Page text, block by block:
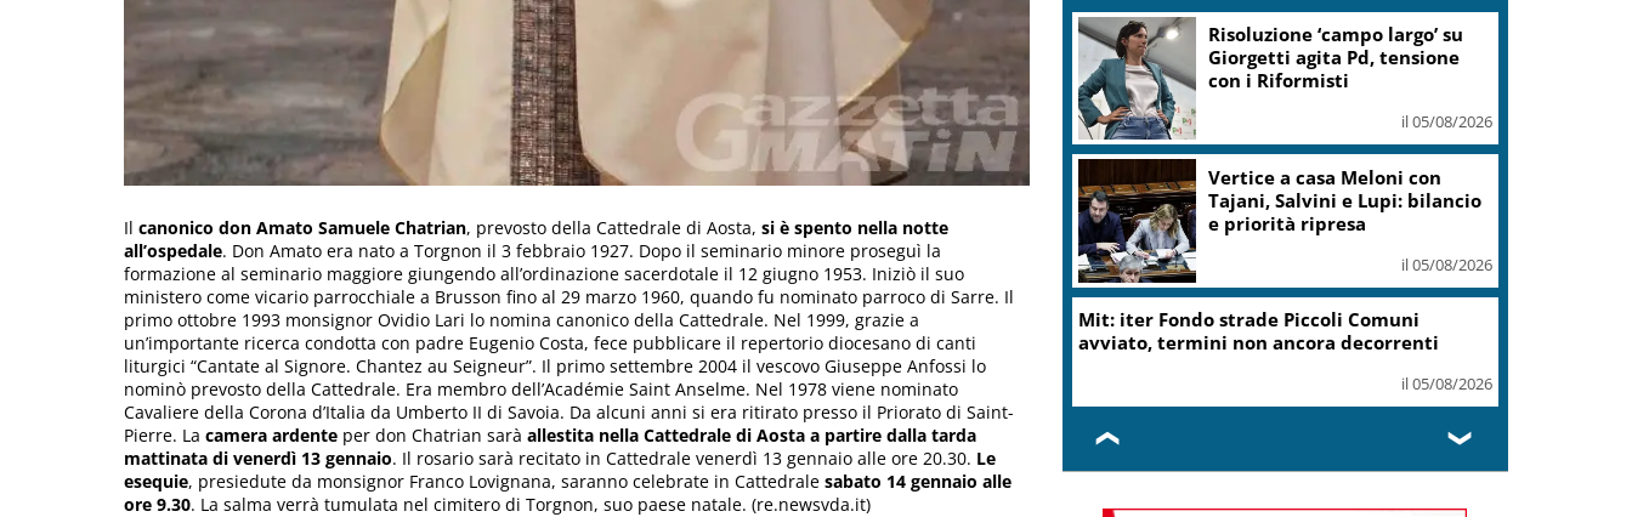
Il canonico don Amato Samuele Chatrian, prevosto della Cattedrale di Aosta, si è spento nella notte
all’ospedale. Don Amato era nato a Torgnon il 3 febbraio 1927. Dopo il seminario minore proseguì la
formazione al seminario maggiore giungendo all’ordinazione sacerdotale il 12 giugno 1953. Iniziò il suo
ministero come vicario parrocchiale a Brusson fino al 29 marzo 1960, quando fu nominato parroco di Sarre. Il
primo ottobre 1993 monsignor Ovidio Lari lo nomina canonico della Cattedrale. Nel 1999, grazie a
un’importante ricerca condotta con padre Eugenio Costa, fece pubblicare il repertorio diocesano di canti
liturgici “Cantate al Signore. Chantez au Seigneur”. Il primo settembre 2004 il vescovo Giuseppe Anfossi lo
nominò prevosto della Cattedrale. Era membro dell’Académie Saint Anselme. Nel 1978 viene nominato
Cavaliere della Corona d’Italia da Umberto II di Savoia. Da alcuni anni si era ritirato presso il Priorato di Saint-
Pierre. La camera ardente per don Chatrian sarà allestita nella Cattedrale di Aosta a partire dalla tarda
mattinata di venerdì 13 gennaio. Il rosario sarà recitato in Cattedrale venerdì 13 gennaio alle ore 20.30. Le
esequie, presiedute da monsignor Franco Lovignana, saranno celebrate in Cattedrale sabato 14 gennaio alle
ore 9.30. La salma verrà tumulata nel cimitero di Torgnon, suo paese natale. (re.newsvda.it)
Risoluzione ‘campo largo’ su
Giorgetti agita Pd, tensione
con i Riformisti
il 05/08/2026
Vertice a casa Meloni con
Tajani, Salvini e Lupi: bilancio
e priorità ripresa
il 05/08/2026
Mit: iter Fondo strade Piccoli Comuni
avviato, termini non ancora decorrenti
il 05/08/2026
❮ ❯